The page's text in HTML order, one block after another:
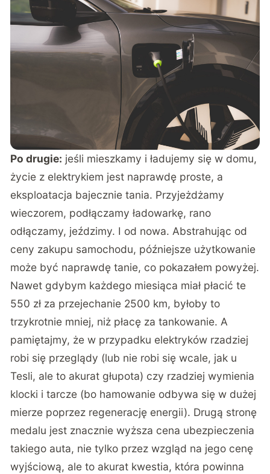
Po drugie: jeśli mieszkamy i ładujemy się w domu,
życie z elektrykiem jest naprawdę proste, a
eksploatacja bajecznie tania. Przyjeżdżamy
wieczorem, podłączamy ładowarkę, rano
odłączamy, jeździmy. I od nowa. Abstrahując od
ceny zakupu samochodu, późniejsze użytkowanie
może być naprawdę tanie, co pokazałem powyżej.
Nawet gdybym każdego miesiąca miał płacić te
550 zł za przejechanie 2500 km, byłoby to
trzykrotnie mniej, niż płacę za tankowanie. A
pamiętajmy, że w przypadku elektryków rzadziej
robi się przeglądy (lub nie robi się wcale, jak u
Tesli, ale to akurat głupota) czy rzadziej wymienia
klocki i tarcze (bo hamowanie odbywa się w dużej
mierze poprzez regenerację energii). Drugą stronę
medalu jest znacznie wyższa cena ubezpieczenia
takiego auta, nie tylko przez wzgląd na jego cenę
wyjściową, ale to akurat kwestia, która powinna